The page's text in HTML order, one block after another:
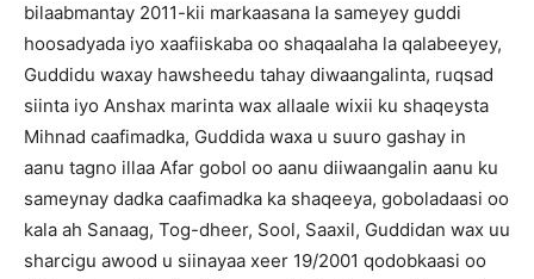
bilaabmantay 2011-kii markaasana la sameyey guddi
hoosadyada iyo xaafiiskaba oo shaqaalaha la qalabeeyey,
Guddidu waxay hawsheedu tahay diwaangalinta, ruqsad
siinta iyo Anshax marinta wax allaale wixii ku shaqeysta
Mihnad caafimadka, Guddida waxa u suuro gashay in
aanu tagno illaa Afar gobol oo aanu diiwaangalin aanu ku
sameynay dadka caafimadka ka shaqeeya, goboladaasi oo
kala ah Sanaag, Tog-dheer, Sool, Saaxil, Guddidan wax uu
sharcigu awood u siinayaa xeer 19/2001 qodobkaasi oo